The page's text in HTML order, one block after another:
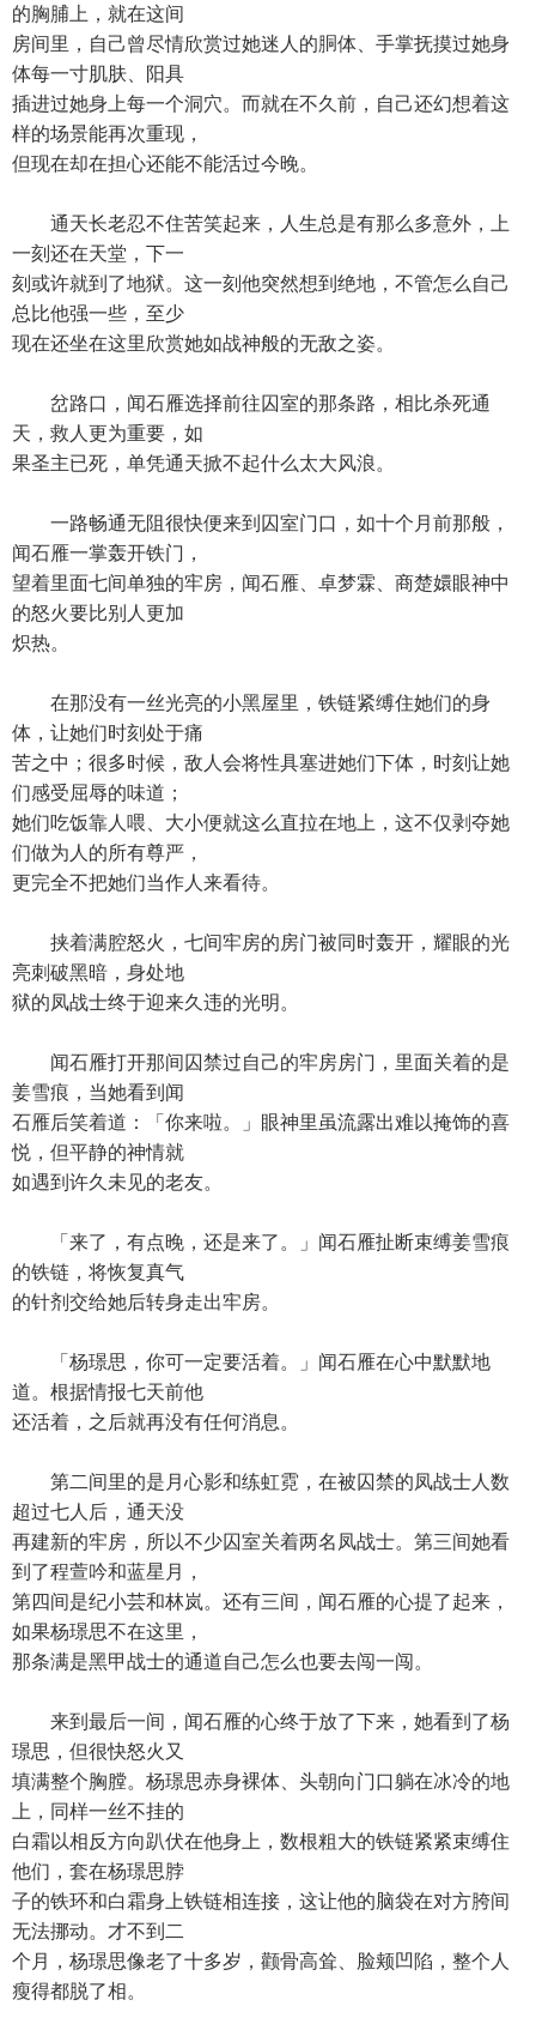
的胸脯上，就在这间
房间里，自己曾尽情欣赏过她迷人的胴体、手掌抚摸过她身
体每一寸肌肤、阳具
插进过她身上每一个洞穴。而就在不久前，自己还幻想着这
样的场景能再次重现，
但现在却在担心还能不能活过今晚。
通天长老忍不住苦笑起来，人生总是有那么多意外，上
一刻还在天堂，下一
刻或许就到了地狱。这一刻他突然想到绝地，不管怎么自己
总比他强一些，至少
现在还坐在这里欣赏她如战神般的无敌之姿。
岔路口，闻石雁选择前往囚室的那条路，相比杀死通
天，救人更为重要，如
果圣主已死，单凭通天掀不起什么太大风浪。
一路畅通无阻很快便来到囚室门口，如十个月前那般，
闻石雁一掌轰开铁门，
望着里面七间单独的牢房，闻石雁、卓梦霖、商楚嬛眼神中
的怒火要比别人更加
炽热。
在那没有一丝光亮的小黑屋里，铁链紧缚住她们的身
体，让她们时刻处于痛
苦之中；很多时候，敌人会将性具塞进她们下体，时刻让她
们感受屈辱的味道；
她们吃饭靠人喂、大小便就这么直拉在地上，这不仅剥夺她
们做为人的所有尊严，
更完全不把她们当作人来看待。
挟着满腔怒火，七间牢房的房门被同时轰开，耀眼的光
亮刺破黑暗，身处地
狱的凤战士终于迎来久违的光明。
闻石雁打开那间囚禁过自己的牢房房门，里面关着的是
姜雪痕，当她看到闻
石雁后笑着道：「你来啦。」眼神里虽流露出难以掩饰的喜
悦，但平静的神情就
如遇到许久未见的老友。
「来了，有点晚，还是来了。」闻石雁扯断束缚姜雪痕
的铁链，将恢复真气
的针剂交给她后转身走出牢房。
「杨璟思，你可一定要活着。」闻石雁在心中默默地
道。根据情报七天前他
还活着，之后就再没有任何消息。
第二间里的是月心影和练虹霓，在被囚禁的凤战士人数
超过七人后，通天没
再建新的牢房，所以不少囚室关着两名凤战士。第三间她看
到了程萱吟和蓝星月，
第四间是纪小芸和林岚。还有三间，闻石雁的心提了起来，
如果杨璟思不在这里，
那条满是黑甲战士的通道自己怎么也要去闯一闯。
来到最后一间，闻石雁的心终于放了下来，她看到了杨
璟思，但很快怒火又
填满整个胸膛。杨璟思赤身裸体、头朝向门口躺在冰冷的地
上，同样一丝不挂的
白霜以相反方向趴伏在他身上，数根粗大的铁链紧紧束缚住
他们，套在杨璟思脖
子的铁环和白霜身上铁链相连接，这让他的脑袋在对方胯间
无法挪动。才不到二
个月，杨璟思像老了十多岁，颧骨高耸、脸颊凹陷，整个人
瘦得都脱了相。